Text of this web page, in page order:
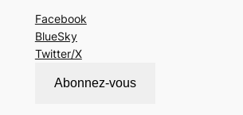
Facebook
BlueSky
Twitter/X
Abonnez-vous